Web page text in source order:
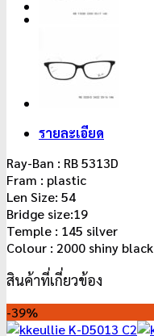
รายละเอียด
Ray-Ban : RB 5313D
Fram : plastic
Len Size: 54
Bridge size:19
Temple : 145 silver
Colour : 2000 shiny black
สินค้าที่เกี่ยวข้อง
-39%